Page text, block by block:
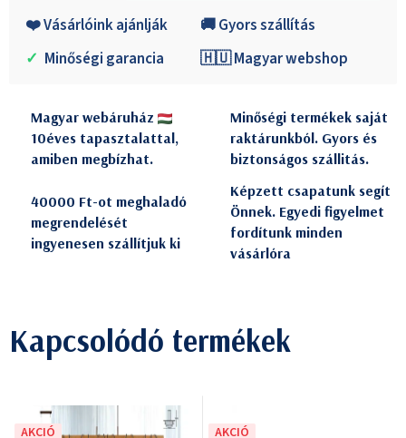
❤️ Vásárlóink ajánlják
🚚 Gyors szállítás
✓ Minőségi garancia 🇭🇺 Magyar webshop
Magyar webáruház
10éves tapasztalattal,
amiben megbízhat.
Minőségi termékek saját
raktárunkból. Gyors és
biztonságos szállitás.
40000 Ft-ot meghaladó
megrendelését
ingyenesen szállítjuk ki
Képzett csapatunk segít
Önnek. Egyedi figyelmet
fordítunk minden
vásárlóra
Kapcsolódó termékek
AKCIÓ AKCIÓ